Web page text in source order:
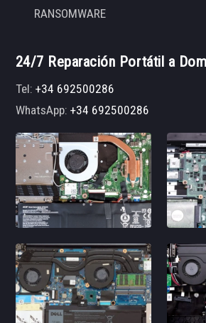
RANSOMWARE
24/7 Reparación Portátil a
Tel:+34 692500286
WhatsApp:+34 692500286